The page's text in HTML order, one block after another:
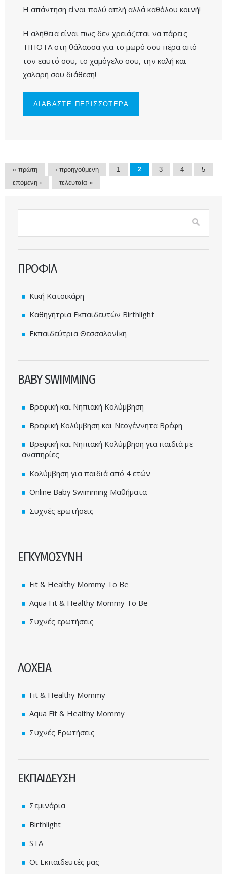
Η απάντηση είναι πολύ απλή αλλά καθόλου κοινή!
Η αλήθεια είναι πως δεν χρειάζεται να πάρεις
ΤΙΠΟΤΑ στη θάλασσα για το μωρό σου πέρα από
τον εαυτό σου, το χαμόγελο σου, την καλή και
χαλαρή σου διάθεση!
ΔΙΑΒΑΣΤΕ ΠΕΡΙΣΣΟΤΕΡΑ
ΦΕΤΟΣ ΤΟ
ΘΑΛΑΣΣΑ
ΜΟΥ ;
Σελίδες
« πρώτη ‹ προηγούμενη 1 2 3 4
5
επόμενη ›
τελευταία »
ΠΡΟΦΙΛ
Κική Κατσικάρη
Καθηγήτρια Εκπαιδευτών Birthlight
Εκπαιδεύτρια Θεσσαλονίκη
BABY SWIMMING
Βρεφική και Νηπιακή Κολύμβηση
Βρεφική Κολύμβηση και Νεογέννητα Βρέφη
Βρεφική και Νηπιακή Κολύμβηση για παιδιά με
αναπηρίες
Κολύμβηση για παιδιά από 4 ετών
Online Baby Swimming Μαθήματα
Συχνές ερωτήσεις
ΕΓΚΥΜΟΣΥΝΗ
Fit & Healthy Mommy To Be
Aqua Fit & Healthy Mommy To Be
Συχνές ερωτήσεις
ΛΟΧΕΙΑ
Fit & Healthy Mommy
Aqua Fit & Healthy Mommy
Συχνές Eρωτήσεις
ΕΚΠΑΙΔΕΥΣΗ
Σεμινάρια
Birthlight
STA
Οι Εκπαιδευτές μας